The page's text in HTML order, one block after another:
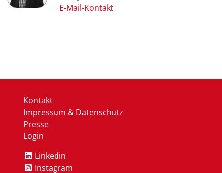
Kontakt
Impressum & Datenschutz
Presse
Login
Linkedin
Instagram